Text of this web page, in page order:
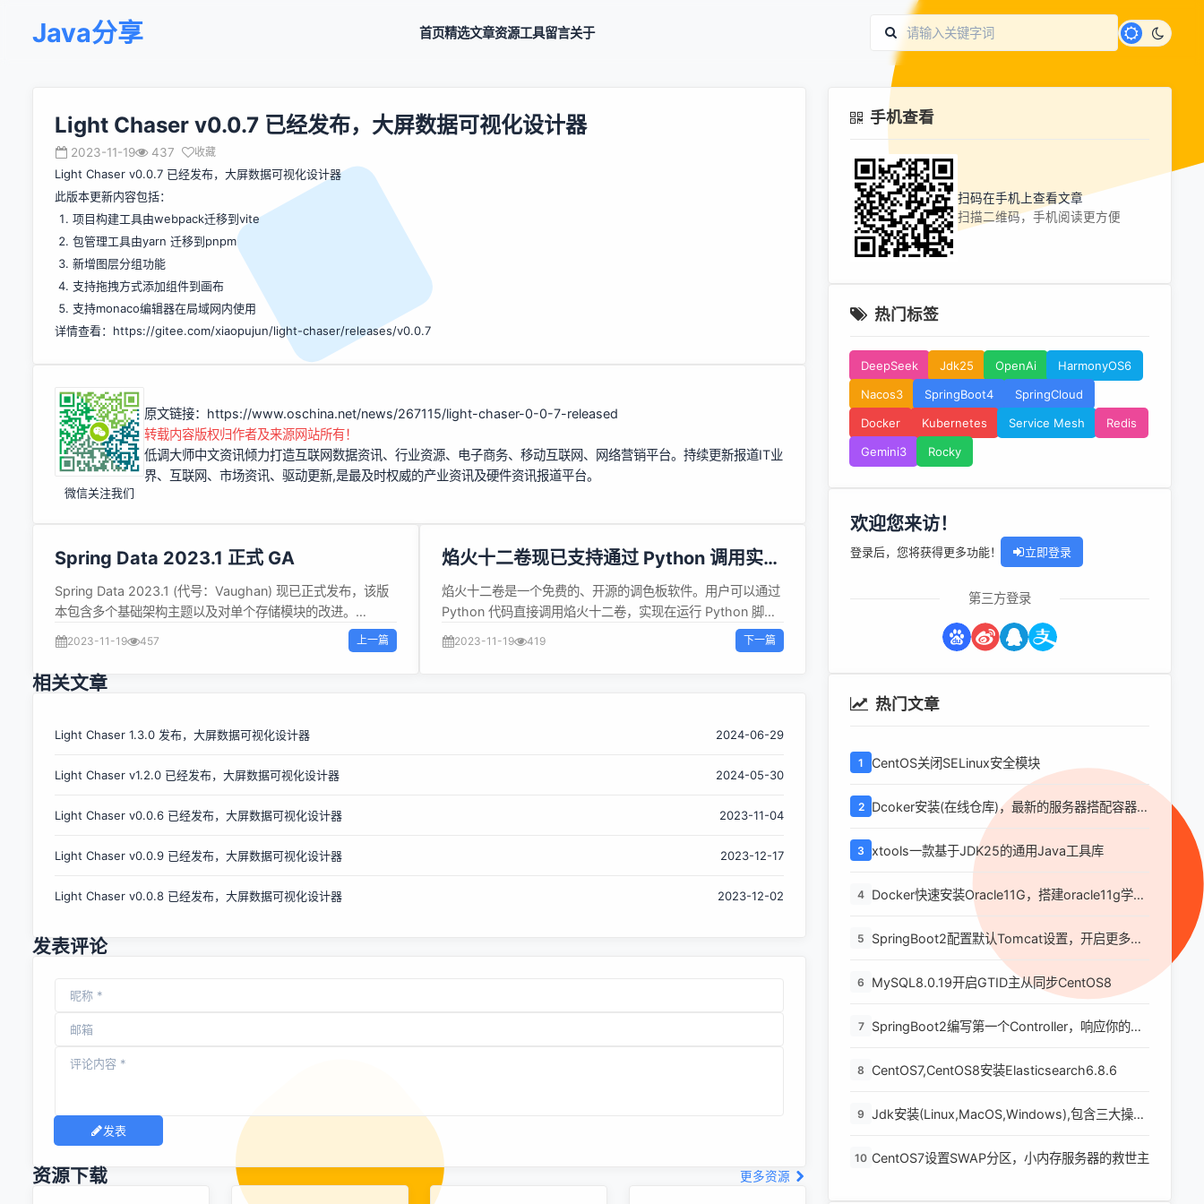
Java分享 首页精选文章资源工具留言关于
Light Chaser v0.0.7 已经发布，大屏数据可视化设计器
2023-11-19 437 收藏
Light Chaser v0.0.7 已经发布，大屏数据可视化设计器
此版本更新内容包括：
项目构建工具由webpack迁移到vite
包管理工具由yarn 迁移到pnpm
新增图层分组功能
支持拖拽方式添加组件到画布
支持monaco编辑器在局域网内使用
详情查看： https://gitee.com/xiaopujun/light-chaser/releases/v0.0.7
微信关注我们
原文链接： https://www.oschina.net/news/267115/light-chaser-0-0-7-released
转载内容版权归作者及来源网站所有！
低调大师中文资讯倾力打造互联网数据资讯、行业资源、电子商务、移动互联网、网络营销平台。持续更新报道IT业
界、互联网、市场资讯、驱动更新,是最及时权威的产业资讯及硬件资讯报道平台。
Spring Data 2023.1 正式 GA
Spring Data 2023.1 (代号：Vaughan) 现已正式发布，该版
本包含多个基础架构主题以及对单个存储模块的改进。
Spring Data 2023.1 已将 Spring Framework baseline 升级
到 6.1，同时还升级了 Project Reactor 2023.0.0 和
Micrometer 1.12.0，要求将 Java 17 作为最低平台版本，并
支持高达 Java 21 的虚拟线程支持。 通过配置 Virtual
程。这些组件的突出示例是 Redis 的
MessageListenerContainer，用于 Change Streams 和
置仍默认为平台线程。 此版本还提供了JVM Checkpoint
Data Redis 的c...
2023-11-19 457 上一篇
焰火十二卷现已支持通过 Python 调用实时
获取色彩
焰火十二卷是一个免费的、开源的调色板软件。用户可以通过
Python 代码直接调用焰火十二卷，实现在运行 Python 脚本
时实时获取色彩。只需通过以下命令即可安装焰火十二卷
Python 模块： pip install rickrack 演示视频：
2023-11-19 419 下一篇
相关文章
Light Chaser 1.3.0 发布，大屏数据可视化设计器 2024-06-29
Light Chaser v1.2.0 已经发布，大屏数据可视化设计器 2024-05-30
Light Chaser v0.0.6 已经发布，大屏数据可视化设计器 2023-11-04
Light Chaser v0.0.9 已经发布，大屏数据可视化设计器 2023-12-17
Light Chaser v0.0.8 已经发布，大屏数据可视化设计器 2023-12-02
发表评论
发表
资源下载 更多资源
手机查看
扫码在手机上查看文章
扫描二维码，手机阅读更方便
热门标签
DeepSeek Jdk25 OpenAi
HarmonyOS6
Nacos3
SpringBoot4
SpringCloud
Docker
Kubernetes Service Mesh
Redis
Gemini3
Rocky
欢迎您来访！
登录后，您将获得更多功能！ 立即登录
第三方登录
热门文章
1 CentOS关闭SELinux安全模块
2
Dcoker安装(在线仓库)，最新的服务器搭配容器使
3 xtools一款基于JDK25的通用Java工具库
4 Docker快速安装Oracle11G，搭建oracle11g学习
5
SpringBoot2配置默认Tomcat设置，开启更多高
6 MySQL8.0.19开启GTID主从同步CentOS8
7
SpringBoot2编写第一个Controller，响应你的
8 CentOS7,CentOS8安装Elasticsearch6.8.6
9 Jdk安装(Linux,MacOS,Windows),包含三大操作
10 CentOS7设置SWAP分区，小内存服务器的救世主